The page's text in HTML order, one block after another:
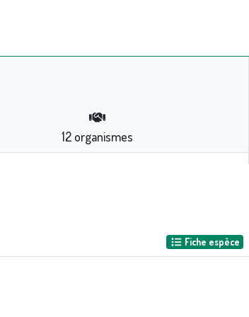
12organismes
Fiche espèce